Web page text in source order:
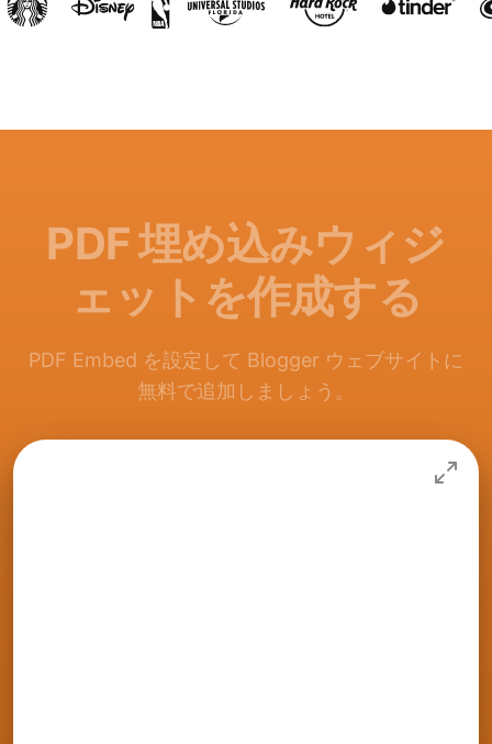
PDF 埋め込みウィジ
ェットを作成する
PDF Embed を設定して Blogger ウェブサイトに
無料で追加しましょう。